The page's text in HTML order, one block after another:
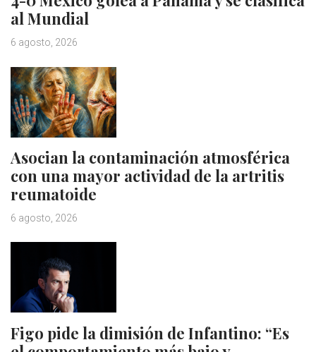
al Mundial
6 agosto, 2026
Asocian la contaminación atmosférica
con una mayor actividad de la artritis
reumatoide
6 agosto, 2026
Figo pide la dimisión de Infantino: “Es